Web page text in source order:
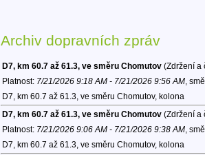
Archiv dopravních zpráv
D7, km 60.7 až 61.3, ve směru Chomutov(Zdržení a
Platnost: 7/21/2026 9:18 AM - 7/21/2026 9:56 AM,
D7, km 60.7 až 61.3, ve směru Chomutov, kolona
D7, km 60.7 až 61.3, ve směru Chomutov(Zdržení a
Platnost: 7/21/2026 9:06 AM - 7/21/2026 9:38 AM,
D7, km 60.7 až 61.3, ve směru Chomutov, kolona